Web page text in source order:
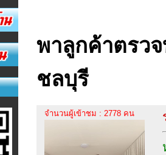
พาลูกค้าตรว
ชลบุรี
จำนวนผู้เข้าชม : 2778 คน